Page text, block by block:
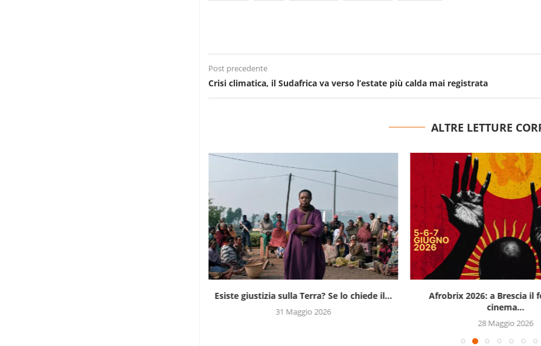
Post precedente
Crisi climatica, il Sudafrica va verso l’estate più calda mai registrata
ALTRE LETTURE
Esiste giustizia sulla Terra? Se lo chiede il...
31 Maggio 2026
Afrobrix 2026: a Brescia il
cinema...
28 Maggio 2026